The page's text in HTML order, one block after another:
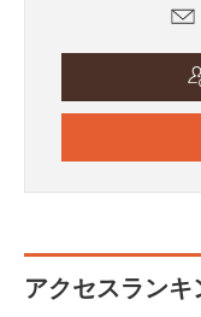
アクセスランキ